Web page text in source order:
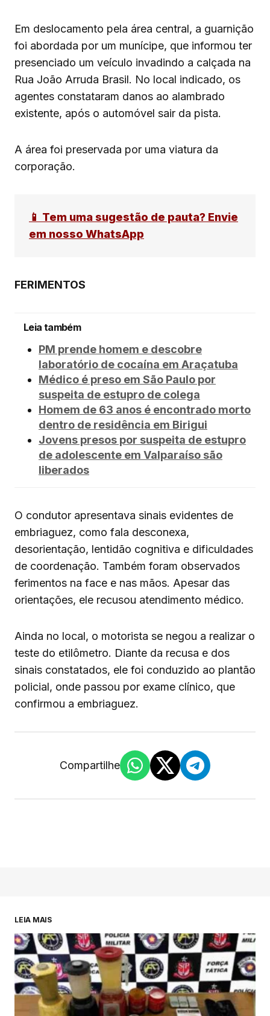
Em deslocamento pela área central, a guarnição
foi abordada por um munícipe, que informou ter
presenciado um veículo invadindo a calçada na
Rua João Arruda Brasil. No local indicado, os
agentes constataram danos ao alambrado
existente, após o automóvel sair da pista.
A área foi preservada por uma viatura da
corporação.
📱 Tem uma sugestão de pauta? Envie
em nosso WhatsApp
FERIMENTOS
Leia também
PM prende homem e descobre
laboratório de cocaína em Araçatuba
Médico é preso em São Paulo por
suspeita de estupro de colega
Homem de 63 anos é encontrado morto
dentro de residência em Birigui
Jovens presos por suspeita de estupro
de adolescente em Valparaíso são
liberados
O condutor apresentava sinais evidentes de
embriaguez, como fala desconexa,
desorientação, lentidão cognitiva e dificuldades
de coordenação. Também foram observados
ferimentos na face e nas mãos. Apesar das
orientações, ele recusou atendimento médico.
Ainda no local, o motorista se negou a realizar o
teste do etilômetro. Diante da recusa e dos
sinais constatados, ele foi conduzido ao plantão
policial, onde passou por exame clínico, que
confirmou a embriaguez.
Compartilhe
LEIA MAIS